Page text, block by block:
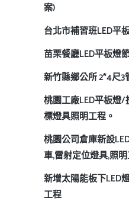
案)
台北市補習班LED平
苗栗餐廳LED平板燈
新竹縣鄉公所 2*4尺
桃園工廠LED平板
標燈具照明工程。
桃園公司倉庫新設
車,雷射定位燈具,照
新增太陽能板下LED
工程